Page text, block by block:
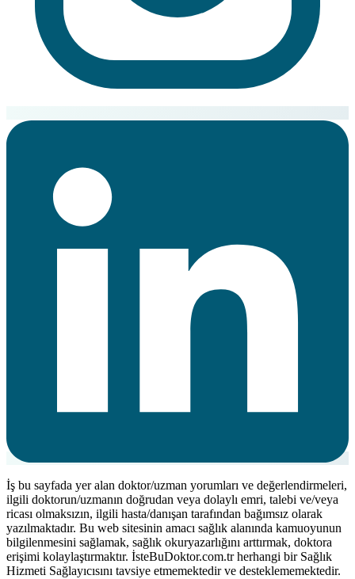
İş bu sayfada yer alan doktor/uzman yorumları ve değerlendirmeleri,
ilgili doktorun/uzmanın doğrudan veya dolaylı emri, talebi ve/veya
ricası olmaksızın, ilgili hasta/danışan tarafından bağımsız olarak
yazılmaktadır. Bu web sitesinin amacı sağlık alanında kamuoyunun
bilgilenmesini sağlamak, sağlık okuryazarlığını arttırmak, doktora
erişimi kolaylaştırmaktır. İsteBuDoktor.com.tr herhangi bir Sağlık
Hizmeti Sağlayıcısını tavsiye etmemektedir ve desteklememektedir.